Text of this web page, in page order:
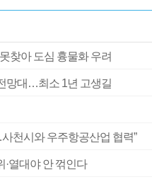
찾아 도심 흉물화 우려
망대…최소 1년 고생길
천시와 우주항공산업 협력”
열대야 안 꺾인다